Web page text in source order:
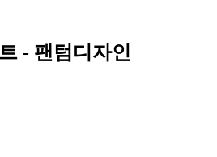
- 팬텀디자인